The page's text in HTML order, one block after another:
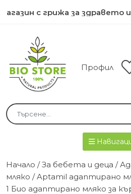
с грижа за здравето и
Профил
Начало /За бебета и деца /
мляко /Aptamil адаптирано
1 Био адаптирано мляко за